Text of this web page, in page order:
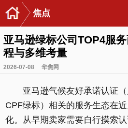
焦点
亚马逊绿标公司TOP4服
程与多维考量
2026-07-08 华焦网
亚马逊气候友好承诺认证（
CPF绿标）相关的服务生态在
化。从早期卖家需要自行摸索